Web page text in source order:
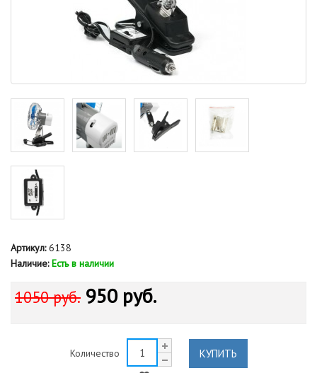
Артикул:6138
Наличие: Есть в наличии
1050 руб. 950 руб.
Количество КУПИТЬ